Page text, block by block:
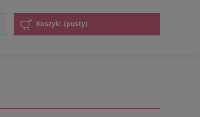
Koszyk: (pusty)